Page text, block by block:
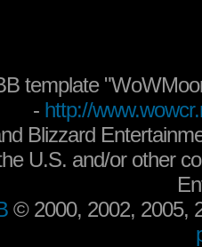
template
- http://
Blizzard
U.S. and/or other
© 2000, 2002, 2005,